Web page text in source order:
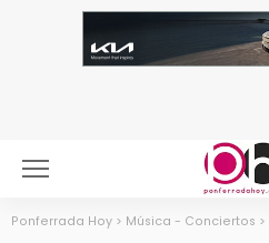
Ponferrada Hoy > Música - Conciertos >